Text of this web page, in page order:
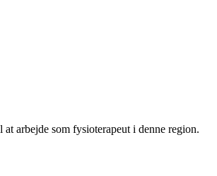
arbejde som fysioterapeut i denne region.